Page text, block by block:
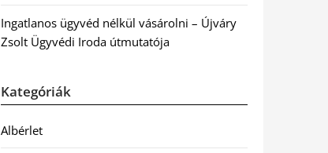
Ingatlanos ügyvéd nélkül vásárolni – Újváry
Zsolt Ügyvédi Iroda útmutatója
Kategóriák
Albérlet